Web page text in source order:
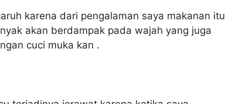
karena dari pengalaman saya makanan itu
akan berdampak pada wajah yang juga
cuci muka kan .